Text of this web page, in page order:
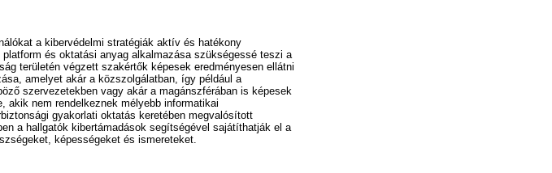
a kibervédelmi stratégiák aktív és hatékony
és oktatási anyag alkalmazása szükségessé teszi a
területén végzett szakértők képesek eredményesen ellátni
amelyet akár a közszolgálatban, így például a
szervezetekben vagy akár a magánszférában is képesek
akik nem rendelkeznek mélyebb informatikai
gyakorlati oktatás keretében megvalósított
a hallgatók kibertámadások segítségével sajátíthatják el a
képességeket és ismereteket.